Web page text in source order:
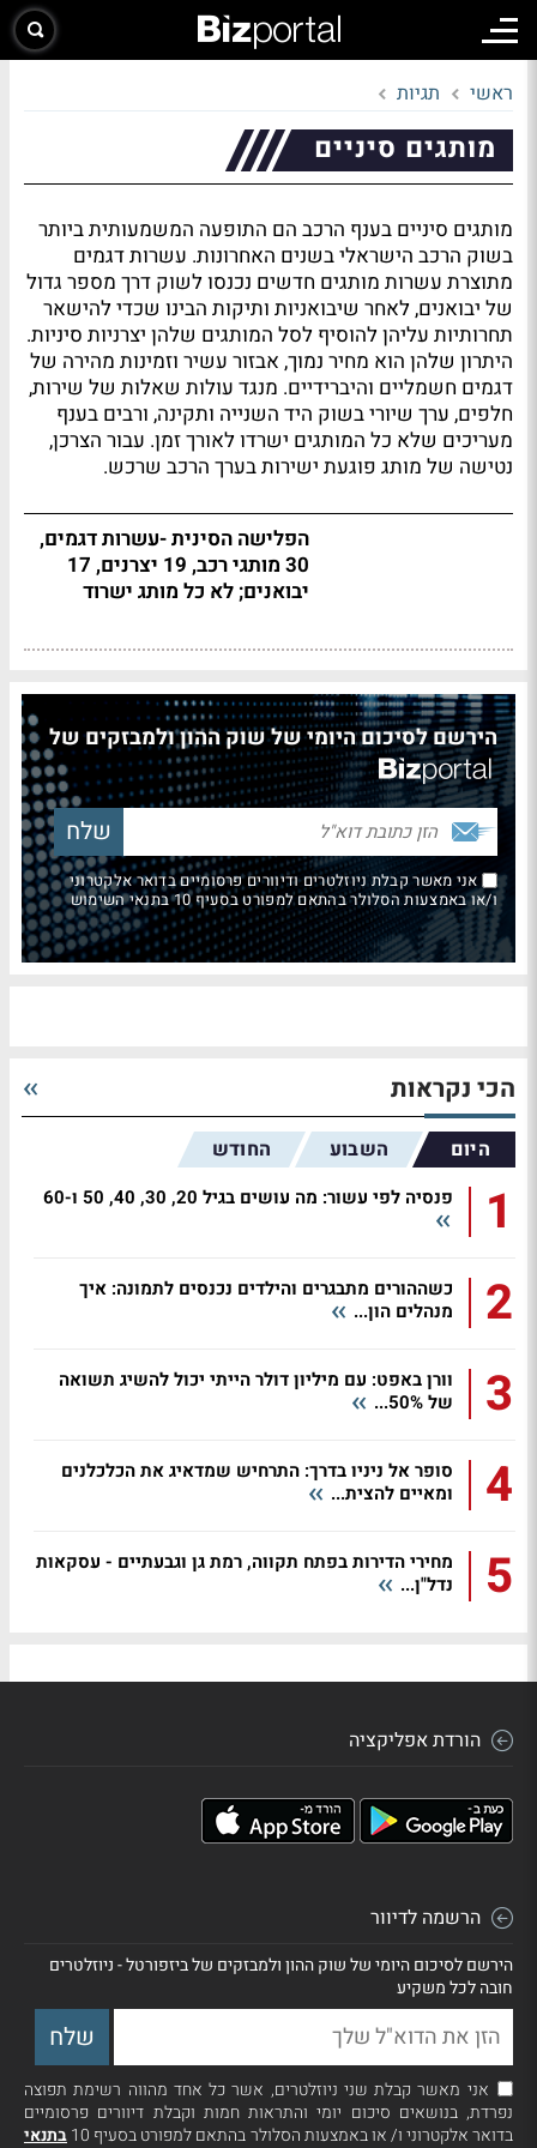
ראשי תגיות
מותגים סיניים
מותגים סיניים בענף הרכב הם התופעה המשמעותית ביותר
בשוק הרכב הישראלי בשנים האחרונות. עשרות דגמים
מתוצרת עשרות מותגים חדשים נכנסו לשוק דרך מספר גדול
של יבואנים, לאחר שיבואניות ותיקות הבינו שכדי להישאר
תחרותיות עליהן להוסיף לסל המותגים שלהן יצרניות סיניות.
היתרון שלהן הוא מחיר נמוך, אבזור עשיר וזמינות מהירה של
דגמים חשמליים והיברידיים. מנגד עולות שאלות של שירות,
חלפים, ערך שיורי בשוק היד השנייה ותקינה, ורבים בענף
מעריכים שלא כל המותגים ישרדו לאורך זמן. עבור הצרכן,
נטישה של מותג פוגעת ישירות בערך הרכב שרכש.
הפלישה הסינית -עשרות דגמים,
30 מותגי רכב, 19 יצרנים, 17
יבואנים; לא כל מותג ישרוד
הירשם לסיכום היומי של שוק ההון ולמבזקים של
אני מאשר קבלת ניוזלטרים ודיוורים פרסומיים בדואר אלקטרוני
ו/או באמצעות הסלולר בהתאם למפורט בסעיף 10 בתנאי השימוש
הכי נקראות
היום השבוע החודש
1 פנסיה לפי עשור: מה עושים בגיל 20, 30, 40, 50 ו-60
2
כשההורים מתבגרים והילדים נכנסים לתמונה: איך
מנהלים הון...
3
וורן באפט: עם מיליון דולר הייתי יכול להשיג תשואה
של 50%...
4
סופר אל ניניו בדרך: התרחיש שמדאיג את הכלכלנים
ומאיים להצית...
5
מחירי הדירות בפתח תקווה, רמת גן וגבעתיים - עסקאות
נדל"ן...
הורדת אפליקציה
הרשמה לדיוור
הירשם לסיכום היומי של שוק ההון ולמבזקים של ביזפורטל - ניוזלטרים
חובה לכל משקיע
אני מאשר קבלת שני ניוזלטרים, אשר כל אחד מהווה רשימת תפוצה
נפרדת, בנושאים סיכום יומי והתראות חמות וקבלת דיוורים פרסומיים
בדואר אלקטרוני ו/ או באמצעות הסלולר בהתאם למפורט בסעיף 10
בתנאי